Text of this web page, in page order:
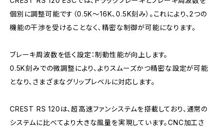
個別に調整可能です（0.5K～16K、0.5K刻み）。これにより、2つの
機能の干渉を受けることなく、精密な制御が可能になります。
ブレーキ周波数を低く設定：制動性能が向上します。
0.5K刻みでの微調整により、よりスムーズかつ精密な設定が可能
となり、さまざまなグリップレベルに対応します。
CREST RS 120は、超高速ファンシステムを搭載しており、通常の
システムに比べてより大きな風量を実現しています。CNC加工さ